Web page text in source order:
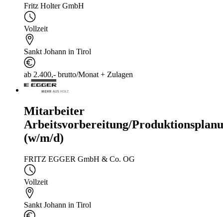
Fritz Holter GmbH
Vollzeit
Sankt Johann in Tirol
ab 2.400,- brutto/Monat + Zulagen
Mitarbeiter
Arbeitsvorbereitung/
(w/m/d)
FRITZ EGGER GmbH & Co. OG
Vollzeit
Sankt Johann in Tirol